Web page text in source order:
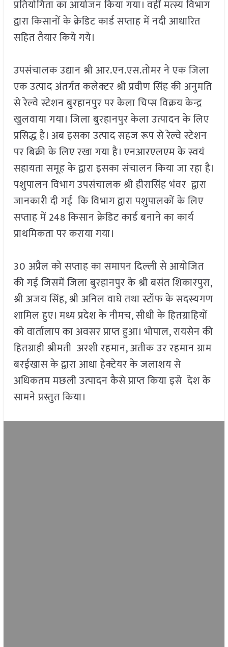
प्रतियोगिता का आयोजन किया गया। वहीं मत्स्य विभाग
द्वारा किसानों के क्रेडिट कार्ड सप्ताह में नदी आधारित
सहित तैयार किये गये।
उपसंचालक उद्यान श्री आर.एन.एस.तोमर ने एक जिला
एक उत्पाद अंतर्गत कलेक्टर श्री प्रवीण सिंह की अनुमति
से रेल्वे स्टेशन बुरहानपुर पर केला चिप्स विक्रय केन्द्र
खुलवाया गया। जिला बुरहानपुर केला उत्पादन के लिए
प्रसिद्ध है। अब इसका उत्पाद सहज रूप से रेल्वे स्टेशन
पर बिक्री के लिए रखा गया है। एनआरएलएम के स्वयं
सहायता समूह के द्वारा इसका संचालन किया जा रहा है।
पशुपालन विभाग उपसंचालक श्री हीरासिंह भंवर द्वारा
जानकारी दी गई कि विभाग द्वारा पशुपालकों के लिए
सप्ताह में 248 किसान क्रेडिट कार्ड बनाने का कार्य
प्राथमिकता पर कराया गया।
30 अप्रैल को सप्ताह का समापन दिल्ली से आयोजित
की गई जिसमें जिला बुरहानपुर के श्री बसंत शिकारपुरा,
श्री अजय सिंह, श्री अनिल वाघे तथा स्टॉफ के सदस्यगण
शामिल हुए। मध्य प्रदेश के नीमच, सीधी के हितग्राहियों
को वार्तालाप का अवसर प्राप्त हुआ। भोपाल, रायसेन की
हितग्राही श्रीमती अरशी रहमान, अतीक उर रहमान ग्राम
बरईखास के द्वारा आधा हेक्टेयर के जलाशय से
अधिकतम मछली उत्पादन कैसे प्राप्त किया इसे देश के
सामने प्रस्तुत किया।